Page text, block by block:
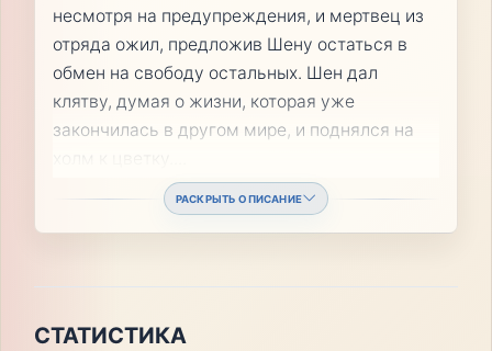
несмотря на предупреждения, и мертвец из
отряда ожил, предложив Шену остаться в
обмен на свободу остальных. Шен дал
клятву, думая о жизни, которая уже
закончилась в другом мире, и поднялся на
РАСКРЫТЬ ОПИСАНИЕ
СТАТИСТИКА